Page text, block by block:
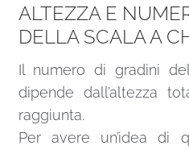
ALTEZZA E
DELLA SCALA A
Il numero di gradini
dipende dall’altezza
raggiunta.
Per avere un’idea di